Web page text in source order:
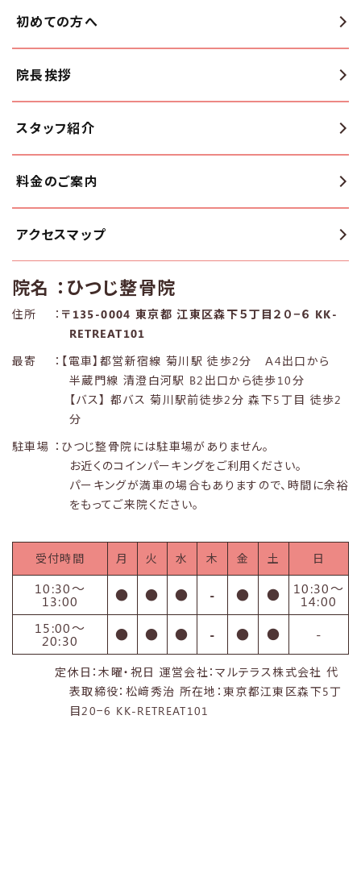
初めての方へ
院長挨拶
スタッフ紹介
料金のご案内
アクセスマップ
院名 ：ひつじ整骨院
住所 ： 〒135-0004 東京都 江東区森下５丁目２０−６ KK-
RETREAT101
最寄
：【電車】都営新宿線 菊川駅 徒歩2分 Ａ4出口から
半蔵門線 清澄白河駅 B2出口から徒歩10分
【バス】 都バス 菊川駅前徒歩2分 森下5丁目 徒歩2
分
駐車場 ：ひつじ整骨院には駐車場がありません。
お近くのコインパーキングをご利用ください。
パーキングが満車の場合もありますので、時間に余裕
をもってご来院ください。
受付時間 月 火 水 木 金 土 日
10:30〜
13:00 ● ● ● - ● ● 10:30〜
14:00
15:00〜
20:30 ● ● ● - ● ● -
定休日：木曜・祝日 運営会社：マルテラス株式会社 代
表取締役：松﨑秀治 所在地：東京都江東区森下5丁
目20−6 KK-RETREAT101